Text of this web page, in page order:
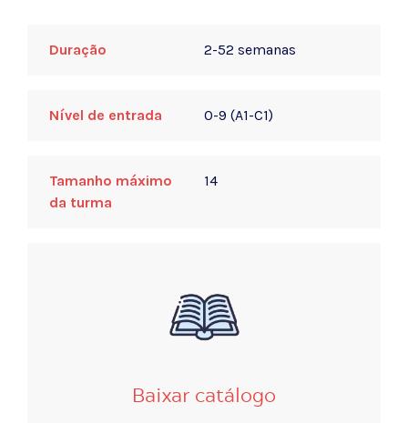
Duração 2-52 semanas
Nível de entrada 0-9 (A1-C1)
Tamanho máximo
da turma
14
Baixar catálogo